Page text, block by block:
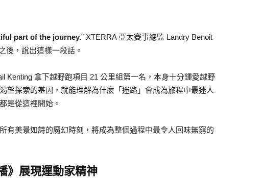
part of the journey.” XTERRA 亞太賽事總監 Landry Benoit
後，說出這樣一段話。
Kenting 拿下越野跑項目 21 公里組第一名，本身十分鍾愛越野
望探索的基因，就能理解為什麼「迷路」會成為旅程中最迷人
是從這裡開始。
有美景如詩的魔幻時刻，將成為整個過程中最令人回味無窮的
》展現運動家精神